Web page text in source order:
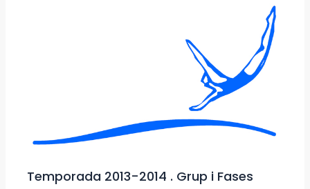
Temporada 2013-2014 . Grup i Fases